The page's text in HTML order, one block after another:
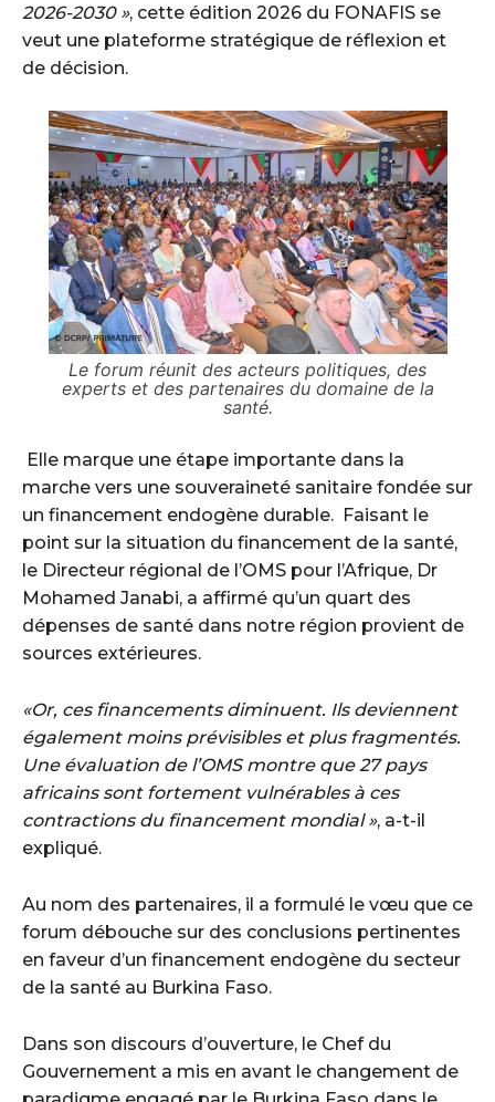
2026-2030 », cette édition 2026 du FONAFIS se
veut une plateforme stratégique de réflexion et
de décision.
Le forum réunit des acteurs politiques, des
experts et des partenaires du domaine de la
santé.
‎ ‎Elle marque une étape importante dans la
marche vers une souveraineté sanitaire fondée sur
un financement endogène durable. ‎ ‎Faisant le
point sur la situation du financement de la santé,
le Directeur régional de l’OMS pour l’Afrique, Dr
Mohamed Janabi, a affirmé qu’un quart des
dépenses de santé dans notre région provient de
sources extérieures. ‎
«Or, ces financements diminuent. Ils deviennent
également moins prévisibles et plus fragmentés.
Une évaluation de l’OMS montre que 27 pays
africains sont fortement vulnérables à ces
contractions du financement mondial », a-t-il
expliqué. ‎
Au nom des partenaires, il a formulé le vœu que ce
forum débouche sur des conclusions pertinentes
en faveur d’un financement endogène du secteur
de la santé au Burkina Faso. ‎
‎Dans son discours d’ouverture, le Chef du
Gouvernement a mis en avant le changement de